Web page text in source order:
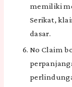
memiliki
Serikat,
dasar.
No Claim